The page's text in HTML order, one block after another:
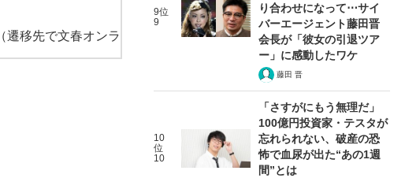
（遷移先で文春オンラ
9位
9
り合わせになって⋯サイ
バーエージェント藤田晋
会長が「彼女の引退ツア
ー」に感動したワケ
藤田 晋
10
位
10
「さすがにもう無理だ」
100億円投資家・テスタが
忘れられない、破産の恐
怖で血尿が出た“あの1週
間”とは